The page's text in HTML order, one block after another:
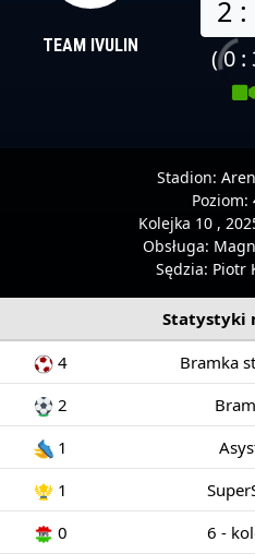
TEAM IVULIN
2 :
( 0 :
Stadion:
Poziom:
Kolejka 10 ,
Obsługa:
Sędzia: Piotr
Statystyki
4
Bramka
2
1
1
0
6 -